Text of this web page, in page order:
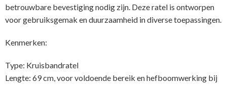
betrouwbare bevestiging nodig zijn. Deze ratel is ontworpen
voor gebruiksgemak en duurzaamheid in diverse toepassingen.
Kenmerken:
Type: Kruisbandratel
Lengte: 69 cm, voor voldoende bereik en hefboomwerking bij